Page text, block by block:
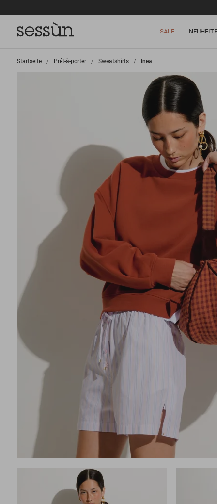
SALE
Startseite >
Prêt-à-porter >
Sweatshirts >
Inea